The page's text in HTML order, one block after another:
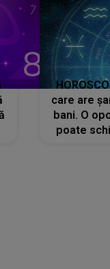
care are
bani. O
poate